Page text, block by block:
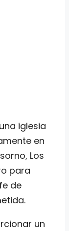
iglesia
en
Los
para
de
un